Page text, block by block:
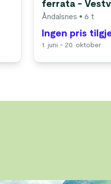
ferrata -
Åndalsnes • 6 t
Ingen pris
1. juni - 20. oktober